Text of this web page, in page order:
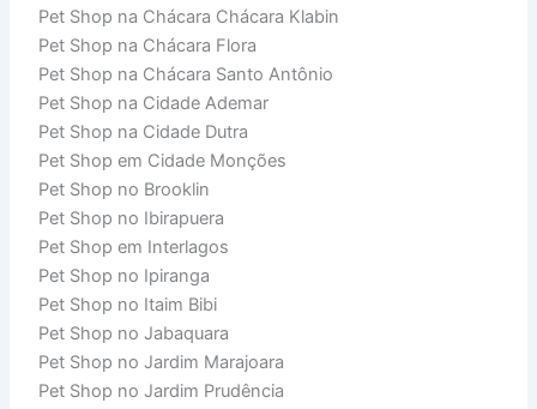
Pet Shop na Chácara Chácara Klabin
Pet Shop na Chácara Flora
Pet Shop na Chácara Santo Antônio
Pet Shop na Cidade Ademar
Pet Shop na Cidade Dutra
Pet Shop em Cidade Monções
Pet Shop no Brooklin
Pet Shop no Ibirapuera
Pet Shop em Interlagos
Pet Shop no Ipiranga
Pet Shop no Itaim Bibi
Pet Shop no Jabaquara
Pet Shop no Jardim Marajoara
Pet Shop no Jardim Prudência